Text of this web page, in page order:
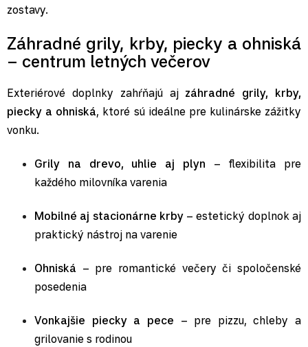
zostavy.
Záhradné grily, krby, piecky a ohniská
– centrum letných večerov
Exteriérové doplnky zahŕňajú aj záhradné grily, krby,
piecky a ohniská, ktoré sú ideálne pre kulinárske zážitky
vonku.
Grily na drevo, uhlie aj plyn – flexibilita pre
každého milovníka varenia
Mobilné aj stacionárne krby– estetický doplnok aj
praktický nástroj na varenie
Ohniská – pre romantické večery či spoločenské
posedenia
Vonkajšie piecky a pece – pre pizzu, chleby a
grilovanie s rodinou